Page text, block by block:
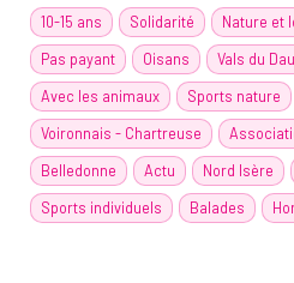
10-15 ans Solidarité Nature et
Pas payant
Oisans Vals du
Avec les animaux
Sports nature
Voironnais - Chartreuse
Belledonne
Actu Nord Isère
Sports individuels
Balades